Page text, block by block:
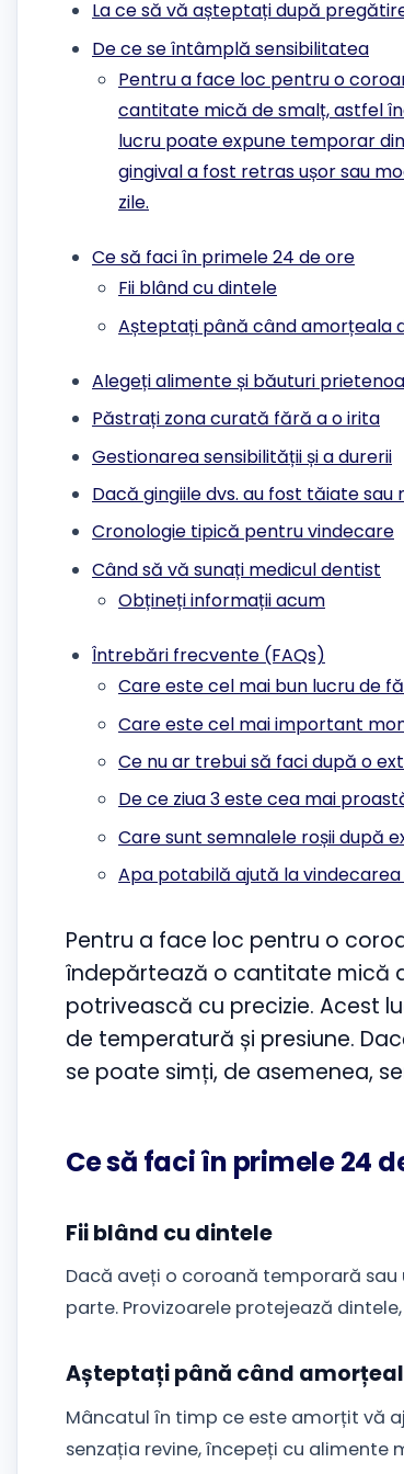
La ce să vă așteptați după
De ce se întâmplă sensibilitatea
Pentru a face loc pentru o
cantitate mică de smalț, astfel
lucru poate expune temporar
gingival a fost retras ușor sau
zile.
Ce să faci în primele 24 de ore
Fii blând cu dintele
Așteptați până când amorțeala
Alegeți alimente și băuturi
Păstrați zona curată fără a o irita
Gestionarea sensibilității și a durerii
Dacă gingiile dvs. au fost tăiate sau
Cronologie tipică pentru vindecare
Când să vă sunați medicul dentist
Obțineți informații acum
Întrebări frecvente (FAQs)
Care este cel mai bun lucru de
Care este cel mai important
Ce nu ar trebui să faci după o
De ce ziua 3 este cea mai
Care sunt semnalele roșii după
Apa potabilă ajută la
Pentru a face loc pentru o
îndepărtează o cantitate mică
potrivească cu precizie. Acest
de temperatură și presiune.
se poate simți, de asemenea,
Ce să faci în primele 24
Fii blând cu dintele
Dacă aveți o coroană temporară
parte. Provizoarele protejează
Așteptați până când
Mâncatul în timp ce este amorțit vă
senzația revine, începeți cu alimente